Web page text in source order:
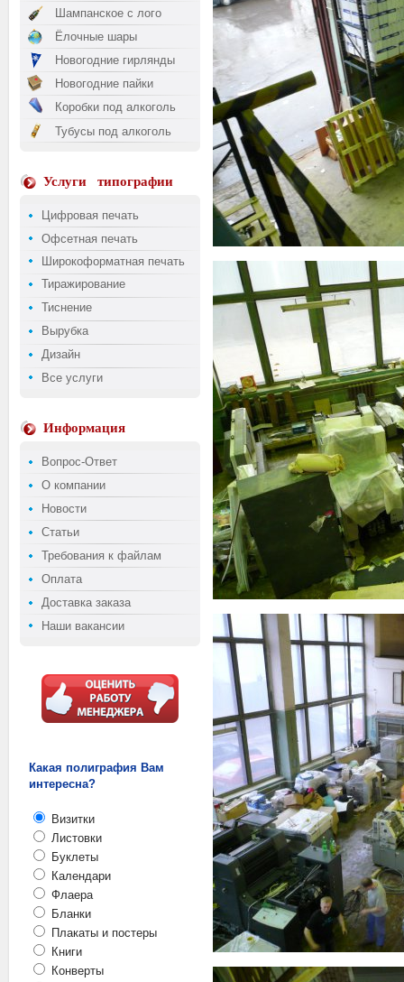
Шампанское с лого
Ёлочные шары
Новогодние гирлянды
Новогодние пайки
Коробки под алкоголь
Тубусы под алкоголь
Услуги типографии
Цифровая печать
Офсетная печать
Широкоформатная печать
Тиражирование
Тиснение
Вырубка
Дизайн
Все услуги
Информация
Вопрос-Ответ
О компании
Новости
Статьи
Требования к файлам
Оплата
Доставка заказа
Наши вакансии
Какая полиграфия Вам
интересна?
Визитки
Листовки
Буклеты
Календари
Флаера
Бланки
Плакаты и постеры
Книги
Конверты